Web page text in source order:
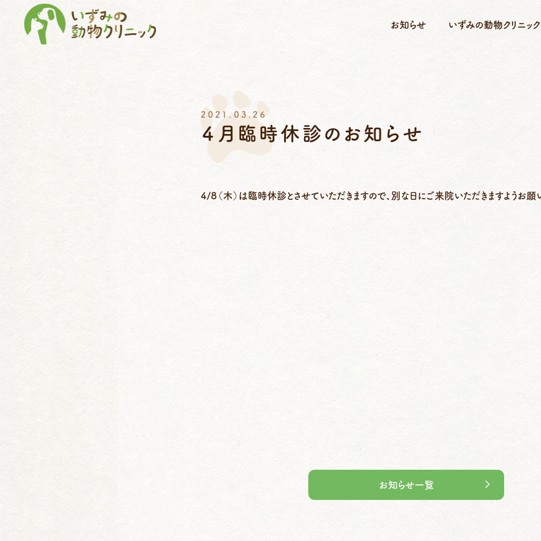
お知らせ いずみの動物クリニッ
2021.03.26
４月臨時休診のお知らせ
4/8（木）は臨時休診とさせていただきますので、別な日にご来院いただきますようお願い
お知らせ一覧